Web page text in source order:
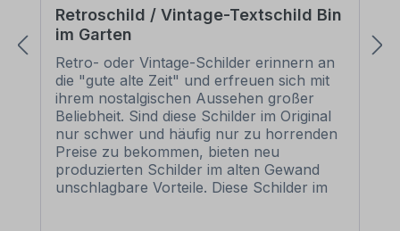
Retroschild / Vintage-Textschild Bin
im Garten
Retro- oder Vintage-Schilder erinnern an
die "gute alte Zeit" und erfreuen sich mit
ihrem nostalgischen Aussehen großer
Beliebheit. Sind diese Schilder im Original
nur schwer und häufig nur zu horrenden
Preise zu bekommen, bieten neu
produzierten Schilder im alten Gewand
unschlagbare Vorteile. Diese Schilder im